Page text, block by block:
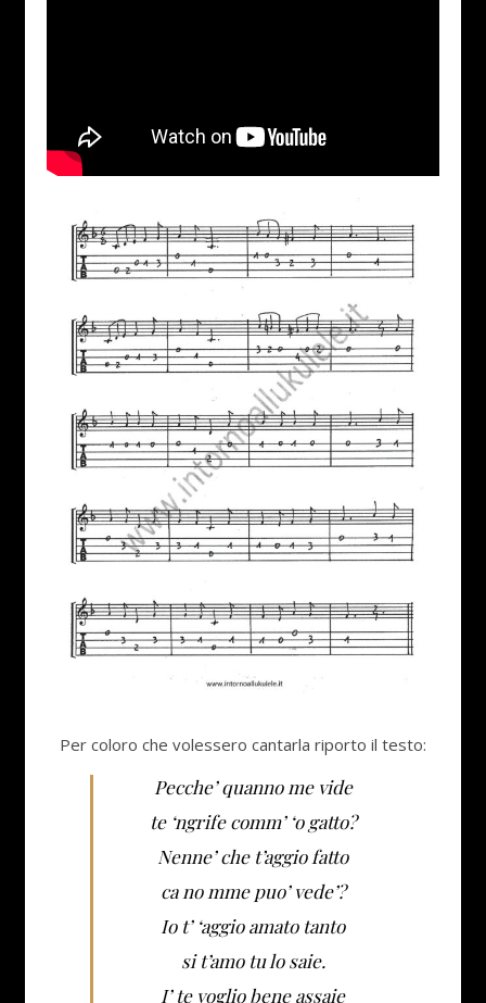
Per coloro che volessero cantarla riporto il testo:
Pecche’ quanno me vide
te ‘ngrife comm’ ‘o gatto?
Nenne’ che t’aggio fatto
ca no mme puo’ vede’?
Io t’ ‘aggio amato tanto
si t’amo tu lo saie.
I’ te voglio bene assaie